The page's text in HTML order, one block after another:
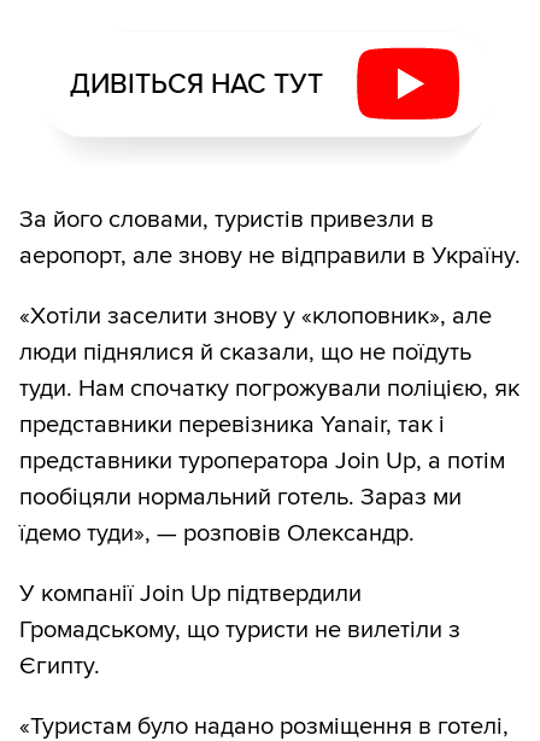
ДИВІТЬСЯ НАС ТУТ
За його словами, туристів привезли в
аеропорт, але знову не відправили в Україну.
«Хотіли заселити знову у «клоповник», але
люди піднялися й сказали, що не поїдуть
туди. Нам спочатку погрожували поліцією, як
представники перевізника Yanair, так і
представники туроператора Join Up, а потім
пообіцяли нормальний готель. Зараз ми
їдемо туди», — розповів Олександр.
У компанії Join Up підтвердили
Громадському, що туристи не вилетіли з
Єгипту.
«Туристам було надано розміщення в готелі,